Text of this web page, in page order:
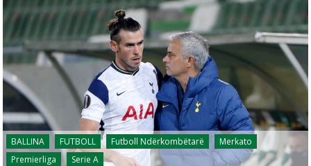
BALLINA FUTBOLL Futboll Ndërkombëtarë
Merkato
Premierliga
Serie A